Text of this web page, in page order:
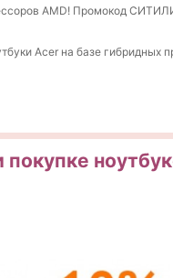
AMD! Промокод
Acer на базе гибридных